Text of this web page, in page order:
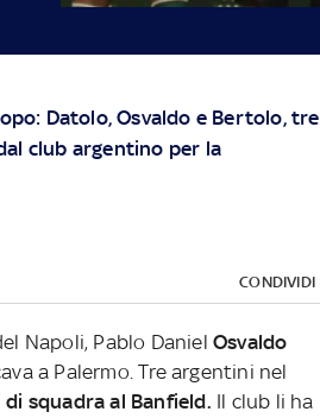
Datolo, Osvaldo e Bertolo, tre
club argentino per la
CONDIVIDI
Napoli, Pablo DanielOsvaldo
a Palermo. Tre argentini nel
di squadra al Banfield. Il club li ha